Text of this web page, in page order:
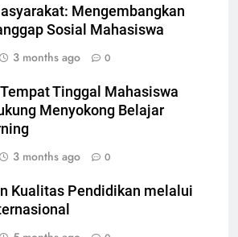
Mengembangkan
Sosial Mahasiswa
3 months ago 0
Tinggal Mahasiswa
Menyokong Belajar
3 months ago 0
Kualitas Pendidikan melalui